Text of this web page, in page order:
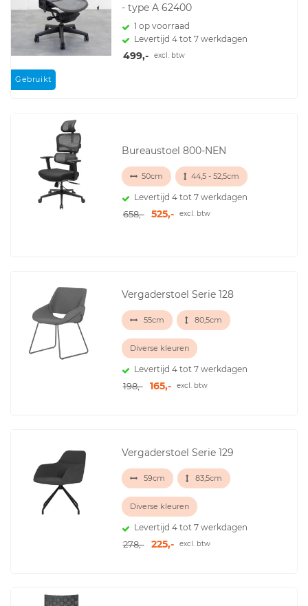
Gebruikt
- type A 62400
1 op voorraad
Levertijd 4 tot 7 werkdagen
499,- excl. btw
Bureaustoel 800-NEN
50cm 44,5 - 52,5cm
Levertijd 4 tot 7 werkdagen
658,- 525,- excl. btw
Vergaderstoel Serie 128
55cm 80,5cm
Diverse kleuren
Levertijd 4 tot 7 werkdagen
198,- 165,- excl. btw
Vergaderstoel Serie 129
59cm 83,5cm
Diverse kleuren
Levertijd 4 tot 7 werkdagen
278,- 225,- excl. btw